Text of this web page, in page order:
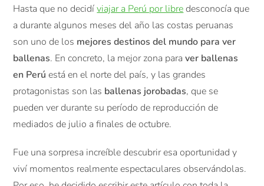
Hasta que no decidíviajar a Perú por libredesconocía que
a durante algunos meses del año las costas peruanas
son uno de los mejores destinos del mundo para ver
ballenas. En concreto, la mejor zona paraver ballenas
en Perú está en el norte del país, y las grandes
protagonistas son las ballenas jorobadas, que se
pueden ver durante su período de reproducción de
mediados de julio a finales de octubre.
Fue una sorpresa increíble descubrir esa oportunidad y
viví momentos realmente espectaculares observándolas.